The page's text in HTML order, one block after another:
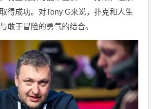
得成功。对Tony G来说，扑克和人生
敢于冒险的勇气的结合。